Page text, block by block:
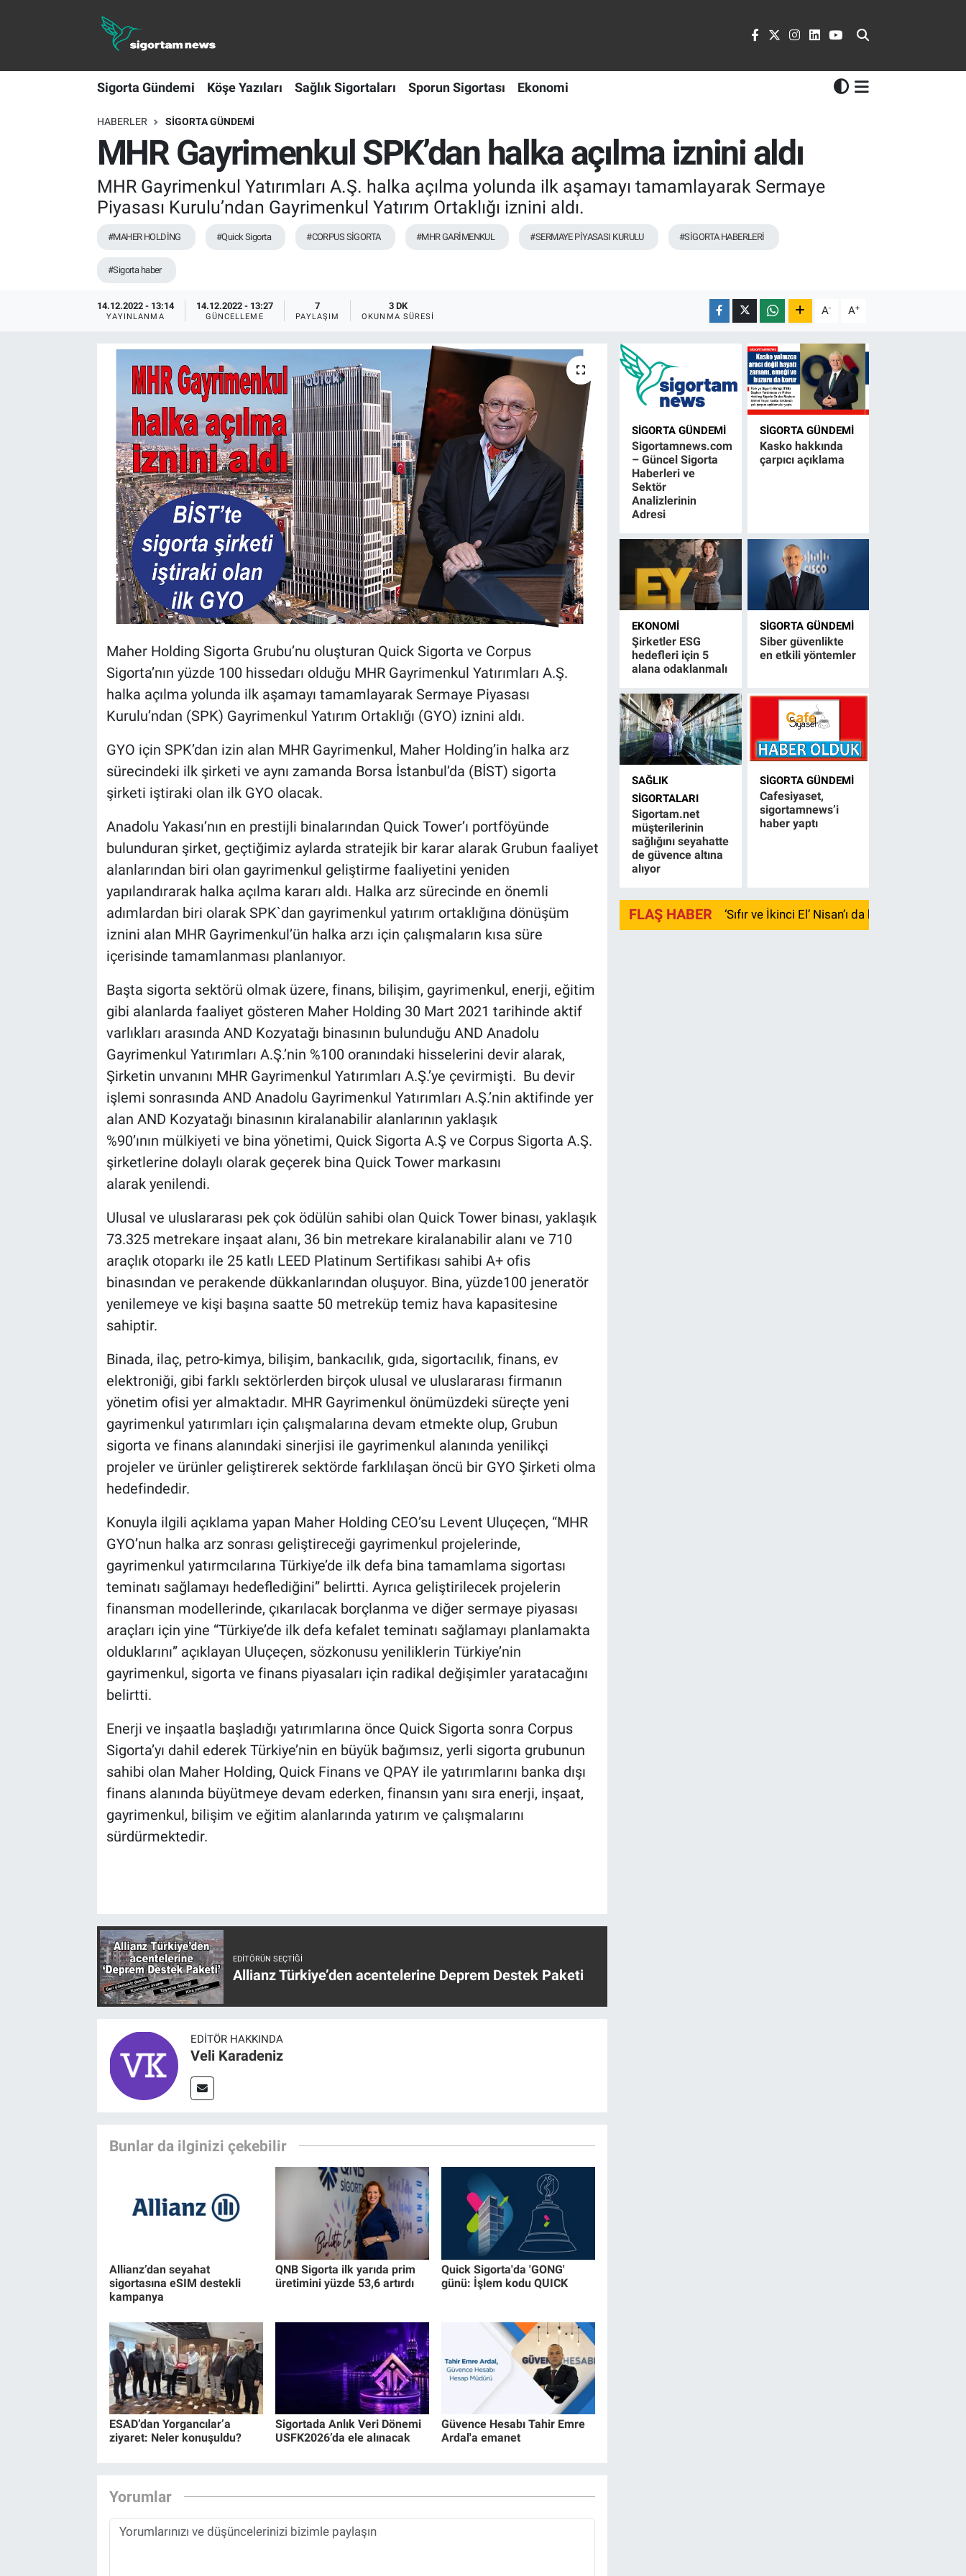
Sigorta Gündemi Köşe Yazıları Sağlık Sigortaları Sporun Sigortası Ekonomi
HABERLER SIGORTA GÜNDEMI
MHR Gayrimenkul SPK’dan halka açılma iznini aldı
MHR Gayrimenkul Yatırımları A.Ş. halka açılma yolunda ilk aşamayı tamamlayarak Sermaye
Piyasası Kurulu’ndan Gayrimenkul Yatırım Ortaklığı iznini aldı.
#MAHER HOLDİNG #Quick Sigorta #CORPUS SİGORTA #MHR GARİMENKUL #SERMAYE PİYASASI KURULU #SİGORTA HABERLERİ
#Sigorta haber
14.12.2022 - 13:14
YAYINLANMA
14.12.2022 - 13:27
GÜNCELLEME
7
PAYLAŞIM
3 DK
OKUNMA SÜRESI A- A+
Maher Holding Sigorta Grubu’nu oluşturan Quick Sigorta ve Corpus
Sigorta’nın yüzde 100 hissedarı olduğu MHR Gayrimenkul Yatırımları A.Ş.
halka açılma yolunda ilk aşamayı tamamlayarak Sermaye Piyasası
Kurulu’ndan (SPK) Gayrimenkul Yatırım Ortaklığı (GYO) iznini aldı.
GYO için SPK’dan izin alan MHR Gayrimenkul, Maher Holding’in halka arz
sürecindeki ilk şirketi ve aynı zamanda Borsa İstanbul’da (BİST) sigorta
şirketi iştiraki olan ilk GYO olacak.
Anadolu Yakası’nın en prestijli binalarından Quick Tower’ı portföyünde
bulunduran şirket, geçtiğimiz aylarda stratejik bir karar alarak Grubun faaliyet
alanlarından biri olan gayrimenkul geliştirme faaliyetini yeniden
yapılandırarak halka açılma kararı aldı. Halka arz sürecinde en önemli
adımlardan biri olarak SPK`dan gayrimenkul yatırım ortaklığına dönüşüm
iznini alan MHR Gayrimenkul’ün halka arzı için çalışmaların kısa süre
içerisinde tamamlanması planlanıyor.
Başta sigorta sektörü olmak üzere, finans, bilişim, gayrimenkul, enerji, eğitim
gibi alanlarda faaliyet gösteren Maher Holding 30 Mart 2021 tarihinde aktif
varlıkları arasında AND Kozyatağı binasının bulunduğu AND Anadolu
Gayrimenkul Yatırımları A.Ş.’nin %100 oranındaki hisselerini devir alarak,
Şirketin unvanını MHR Gayrimenkul Yatırımları A.Ş.’ye çevirmişti. Bu devir
işlemi sonrasında AND Anadolu Gayrimenkul Yatırımları A.Ş.’nin aktifinde yer
alan AND Kozyatağı binasının kiralanabilir alanlarının yaklaşık
%90’ının mülkiyeti ve bina yönetimi, Quick Sigorta A.Ş ve Corpus Sigorta A.Ş.
şirketlerine dolaylı olarak geçerek bina Quick Tower markasını
alarak yenilendi.
Ulusal ve uluslararası pek çok ödülün sahibi olan Quick Tower binası, yaklaşık
73.325 metrekare inşaat alanı, 36 bin metrekare kiralanabilir alanı ve 710
araçlık otoparkı ile 25 katlı LEED Platinum Sertifikası sahibi A+ ofis
binasından ve perakende dükkanlarından oluşuyor. Bina, yüzde100 jeneratör
yenilemeye ve kişi başına saatte 50 metreküp temiz hava kapasitesine
sahiptir.
Binada, ilaç, petro-kimya, bilişim, bankacılık, gıda, sigortacılık, finans, ev
elektroniği, gibi farklı sektörlerden birçok ulusal ve uluslararası firmanın
yönetim ofisi yer almaktadır. MHR Gayrimenkul önümüzdeki süreçte yeni
gayrimenkul yatırımları için çalışmalarına devam etmekte olup, Grubun
sigorta ve finans alanındaki sinerjisi ile gayrimenkul alanında yenilikçi
projeler ve ürünler geliştirerek sektörde farklılaşan öncü bir GYO Şirketi olma
hedefindedir.
Konuyla ilgili açıklama yapan Maher Holding CEO’su Levent Uluçeçen, “MHR
GYO’nun halka arz sonrası geliştireceği gayrimenkul projelerinde,
gayrimenkul yatırmcılarına Türkiye’de ilk defa bina tamamlama sigortası
teminatı sağlamayı hedeflediğini” belirtti. Ayrıca geliştirilecek projelerin
finansman modellerinde, çıkarılacak borçlanma ve diğer sermaye piyasası
araçları için yine “Türkiye’de ilk defa kefalet teminatı sağlamayı planlamakta
olduklarını” açıklayan Uluçeçen, sözkonusu yeniliklerin Türkiye’nin
gayrimenkul, sigorta ve finans piyasaları için radikal değişimler yaratacağını
belirtti.
Enerji ve inşaatla başladığı yatırımlarına önce Quick Sigorta sonra Corpus
Sigorta’yı dahil ederek Türkiye’nin en büyük bağımsız, yerli sigorta grubunun
sahibi olan Maher Holding, Quick Finans ve QPAY ile yatırımlarını banka dışı
finans alanında büyütmeye devam ederken, finansın yanı sıra enerji, inşaat,
gayrimenkul, bilişim ve eğitim alanlarında yatırım ve çalışmalarını
sürdürmektedir.
EDITÖRÜN SEÇTIĞI
Allianz Türkiye’den acentelerine Deprem Destek Paketi
EDITÖR HAKKINDA
Veli Karadeniz
Bunlar da ilginizi çekebilir
Allianz’dan seyahat
sigortasına eSIM destekli
kampanya
QNB Sigorta ilk yarıda prim
üretimini yüzde 53,6 artırdı
Quick Sigorta'da 'GONG'
günü: İşlem kodu QUICK
ESAD’dan Yorgancılar’a
ziyaret: Neler konuşuldu?
Sigortada Anlık Veri Dönemi
USFK2026’da ele alınacak
Güvence Hesabı Tahir Emre
Ardal'a emanet
Yorumlar
SIGORTA GÜNDEMI
Sigortamnews.com
– Güncel Sigorta
Haberleri ve
Sektör
Analizlerinin
Adresi
SIGORTA GÜNDEMI
Kasko hakkında
çarpıcı açıklama
EKONOMI
Şirketler ESG
hedefleri için 5
alana odaklanmalı
SIGORTA GÜNDEMI
Siber güvenlikte
en etkili yöntemler
SAĞLIK
SIGORTALARI
Sigortam.net
müşterilerinin
sağlığını seyahatte
de güvence altına
alıyor
SIGORTA GÜNDEMI
Cafesiyaset,
sigortamnews’i
haber yaptı
FLAŞ HABER ‘Sıfır ve İkinci El’ Nisan’ı da kayıpla kapadı
Sigorta Gündemi
Köşe Yazıları
Sağlık Sigortaları
Sporun Sigortası